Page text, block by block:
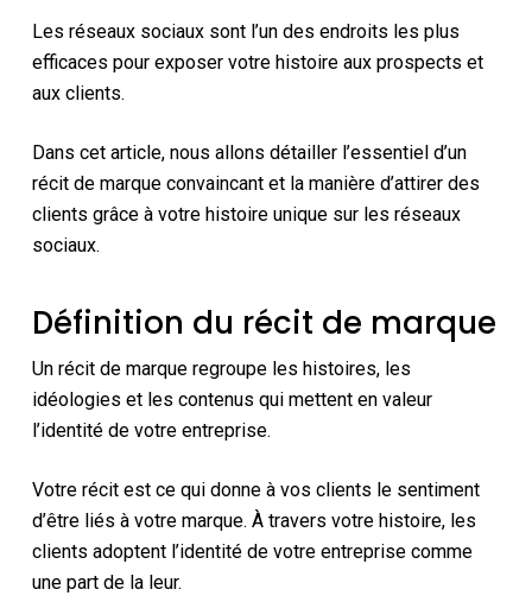
Les réseaux sociaux sont l’un des endroits les plus
efficaces pour exposer votre histoire aux prospects et
aux clients.
Dans cet article, nous allons détailler l’essentiel d’un
récit de marque convaincant et la manière d’attirer des
clients grâce à votre histoire unique sur les réseaux
sociaux.
Définition du récit de marque
Un récit de marque regroupe les histoires, les
idéologies et les contenus qui mettent en valeur
l’identité de votre entreprise.
Votre récit est ce qui donne à vos clients le sentiment
d’être liés à votre marque. À travers votre histoire, les
clients adoptent l’identité de votre entreprise comme
une part de la leur.